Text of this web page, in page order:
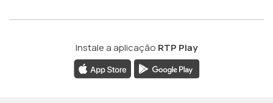
Instale a aplicação RTP Play